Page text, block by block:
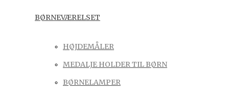
BØRNEVÆRELSET
HØJDEMÅLER
MEDALJE HOLDER TIL BØRN
BØRNELAMPER